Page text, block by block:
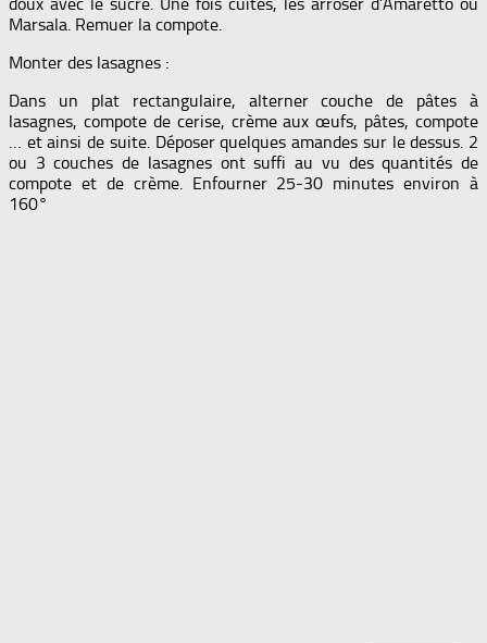
Marsala. Remuer la compote.
Monter des lasagnes :
Dans un plat rectangulaire, alterner couche de pâtes à
lasagnes, compote de cerise, crème aux œufs, pâtes, compote
… et ainsi de suite. Déposer quelques amandes sur le dessus. 2
ou 3 couches de lasagnes ont suffi au vu des quantités de
compote et de crème. Enfourner 25-30 minutes environ à
160°